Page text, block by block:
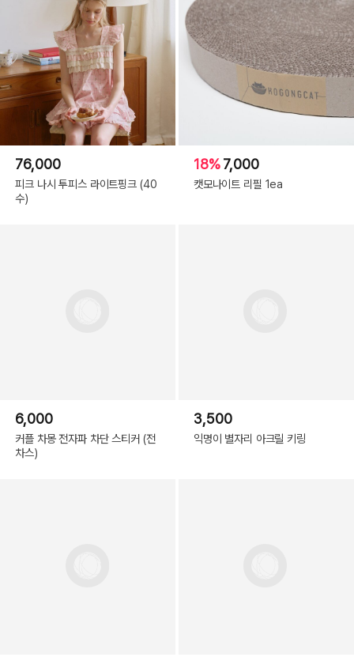
76,000
피크 나시 투피스 라이트핑크 (40
수)
18%7,000
캣모나이트 리필 1ea
6,000
커플 차몽 전자파 차단 스티커 (전
차스)
3,500
익명이 별자리 아크릴 키링